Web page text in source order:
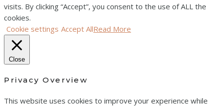
visits. By clicking “Accept”, you consent to the use of ALL the
cookies.
Cookie settings Accept AllRead More
Close
Privacy Overview
This website uses cookies to improve your experience while